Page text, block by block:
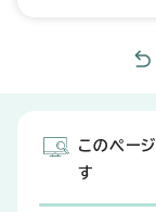
このペー
す